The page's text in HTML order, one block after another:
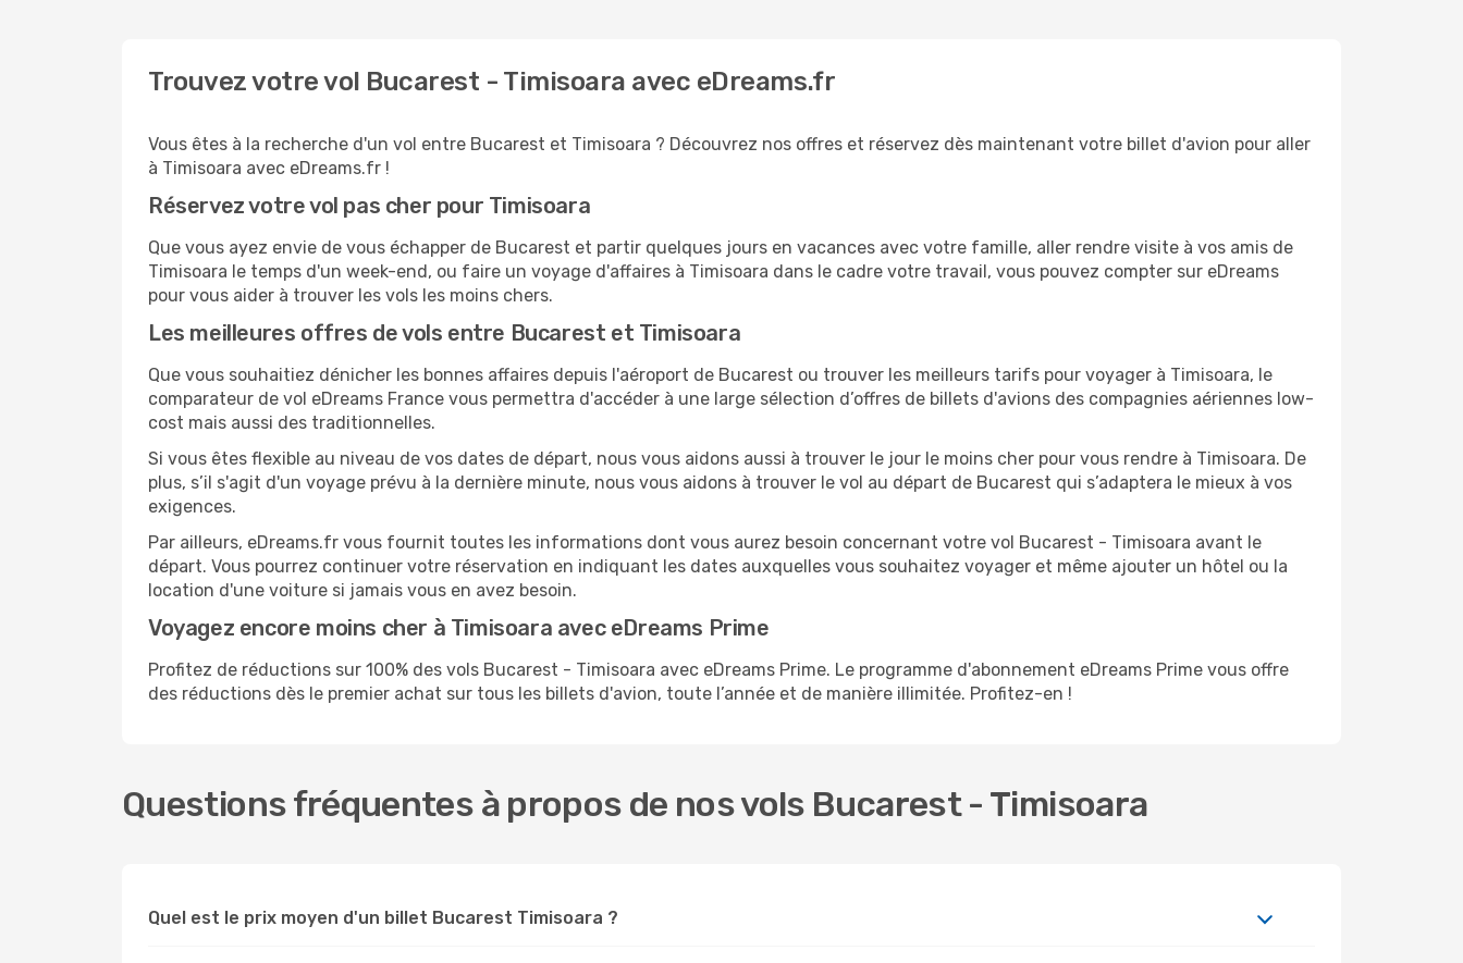
Trouvez votre vol Bucarest - Timisoara avec eDreams.fr
Vous êtes à la recherche d'un vol entre Bucarest et Timisoara ? Découvrez nos offres et réservez dès maintenant votre billet d'avion pour aller
à Timisoara avec eDreams.fr !
Réservez votre vol pas cher pour Timisoara
Que vous ayez envie de vous échapper de Bucarest et partir quelques jours en vacances avec votre famille, aller rendre visite à vos amis de
Timisoara le temps d'un week-end, ou faire un voyage d'affaires à Timisoara dans le cadre votre travail, vous pouvez compter sur eDreams
pour vous aider à trouver les vols les moins chers.
Les meilleures offres de vols entre Bucarest et Timisoara
Que vous souhaitiez dénicher les bonnes affaires depuis l'aéroport de Bucarest ou trouver les meilleurs tarifs pour voyager à Timisoara, le
comparateur de vol eDreams France vous permettra d'accéder à une large sélection d’offres de billets d'avions des compagnies aériennes low-
cost mais aussi des traditionnelles.
Si vous êtes flexible au niveau de vos dates de départ, nous vous aidons aussi à trouver le jour le moins cher pour vous rendre à Timisoara. De
plus, s’il s'agit d'un voyage prévu à la dernière minute, nous vous aidons à trouver le vol au départ de Bucarest qui s’adaptera le mieux à vos
exigences.
Par ailleurs, eDreams.fr vous fournit toutes les informations dont vous aurez besoin concernant votre vol Bucarest - Timisoara avant le
départ. Vous pourrez continuer votre réservation en indiquant les dates auxquelles vous souhaitez voyager et même ajouter un hôtel ou la
location d'une voiture si jamais vous en avez besoin.
Voyagez encore moins cher à Timisoara avec eDreams Prime
Profitez de réductions sur 100% des vols Bucarest - Timisoara avec eDreams Prime. Le programme d'abonnement eDreams Prime vous offre
des réductions dès le premier achat sur tous les billets d'avion, toute l’année et de manière illimitée. Profitez-en !
Questions fréquentes à propos de nos vols Bucarest - Timisoara
Quel est le prix moyen d'un billet Bucarest Timisoara ?